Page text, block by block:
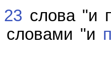
23 слова "и
"и